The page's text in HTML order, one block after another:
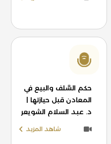
حكم السَّلف والبيع في
المعادن قبل حيازتها |
د. عبد السلام الشويعر
شاهد المزيد